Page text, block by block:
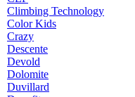
Climbing Technology
Color Kids
Crazy
Descente
Devold
Dolomite
Duvillard